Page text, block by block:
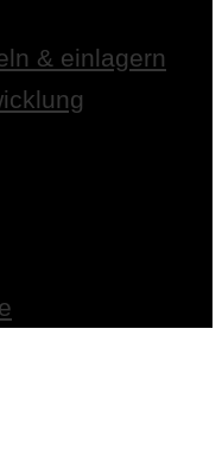
& einlagern